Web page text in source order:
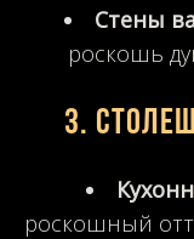
Стены
роскошь
3.
роскошный